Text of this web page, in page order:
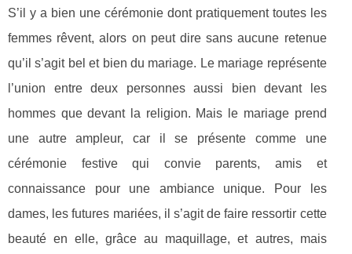
S’il y a bien une cérémonie dont pratiquement toutes les
femmes rêvent, alors on peut dire sans aucune retenue
qu’il s’agit bel et bien du mariage. Le mariage représente
l’union entre deux personnes aussi bien devant les
hommes que devant la religion. Mais le mariage prend
une autre ampleur, car il se présente comme une
cérémonie festive qui convie parents, amis et
connaissance pour une ambiance unique. Pour les
dames, les futures mariées, il s’agit de faire ressortir cette
beauté en elle, grâce au maquillage, et autres, mais